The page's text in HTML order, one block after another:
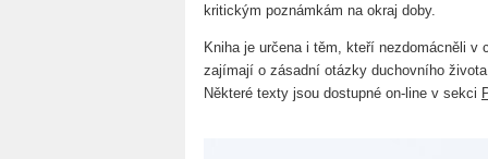
kritickým poznámkám na okraj doby.
Kniha je určena i těm, kteří nezdomácněli
zajímají o zásadní otázky duchovního
Některé texty jsou dostupné on-line v sekci